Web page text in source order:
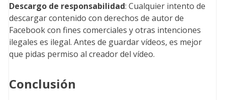
Descargo de responsabilidad: Cualquier intento de
descargar contenido con derechos de autor de
Facebook con fines comerciales y otras intenciones
ilegales es ilegal. Antes de guardar vídeos, es mejor
que pidas permiso al creador del vídeo.
Conclusión